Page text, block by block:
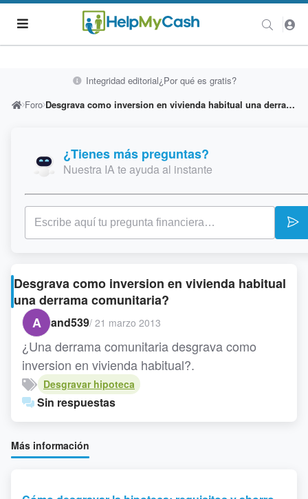
Integridad editorial¿Por qué es gratis?
Foro
Desgrava como inversion en vivienda habitual una derrama comunitaria?
¿Tienes más preguntas?
Nuestra IA te ayuda al instante
Desgrava como inversion en vivienda habitual
una derrama comunitaria?
A
and539/ 21 marzo 2013
¿Una derrama comunitaria desgrava como
inversion en vivienda habitual?.
Desgravar hipoteca
Sin respuestas
Más información